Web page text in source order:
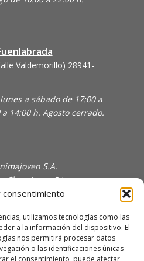
consentimiento
utilizamos tecnologías como las
a la información del dispositivo. El
nos permitirá procesar datos
o las identificaciones únicas
el consentimiento, puede afectar
Valdemorillo) 28941-
a sábado de 17:00 a
14:00 h. Agosto cerrado.
S.A.
Joven S.L.
de Cookies